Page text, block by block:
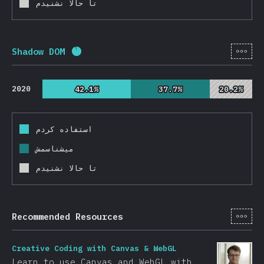
تا حالا نشنیدم
Shadow DOM Completion percentage: 22000
[fa-
2020 42.1%
42.1% 37.7%
37.7% 20.2%
20.2%
استفاده کردم
میشناسمش
تا حالا نشنیدم
Recommended Resources [fa-
Creative Coding with Canvas & WebGL